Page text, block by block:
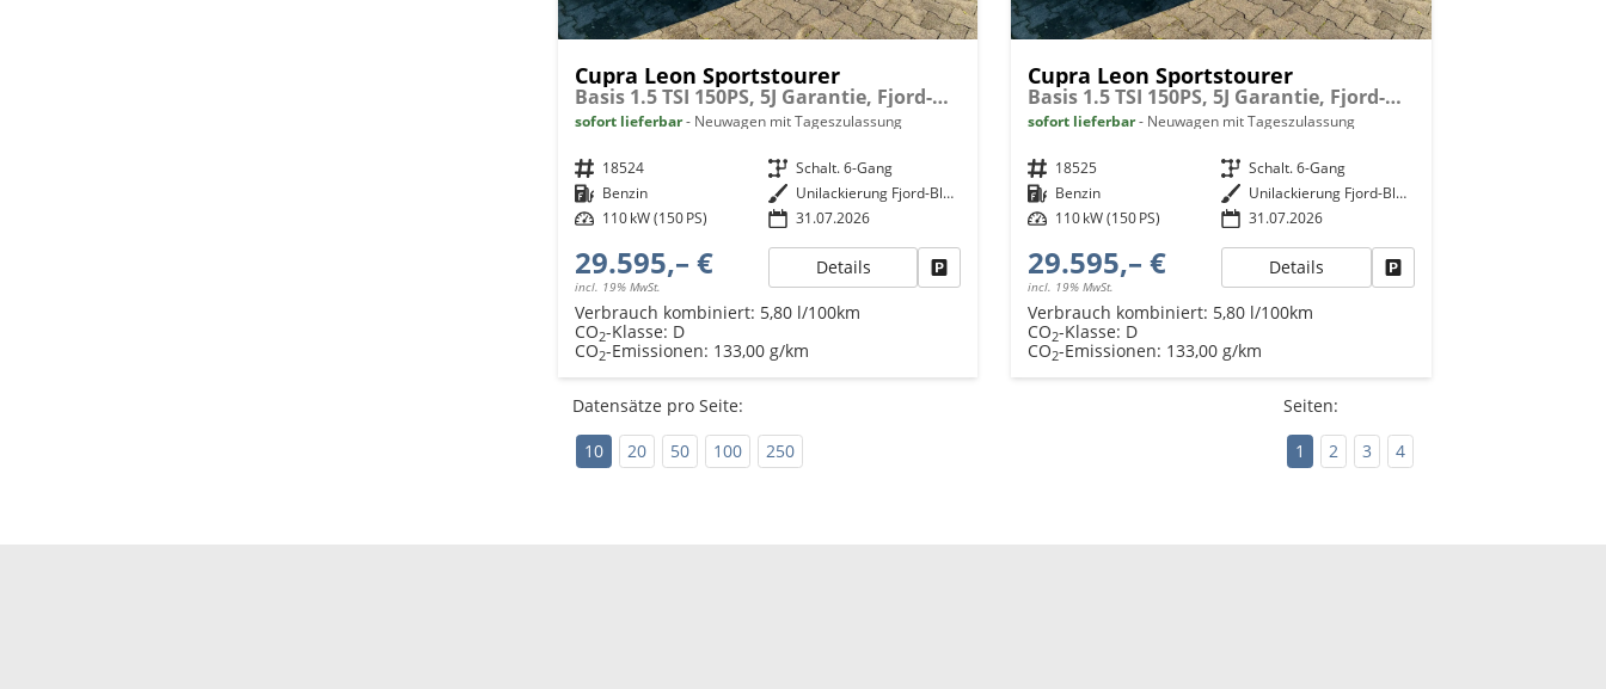
Cupra Leon Sportstourer
Basis 1.5 TSI 150PS, 5J Garantie, Fjord-Blau, ANHÄNGERKUPPLUNG, EDGE-PAKET (KEYLESS, ALARM, RÜCKFAHRKAMERA), SCHALENSITZE / FAHRERSITZ ELEKTRISCH, SITZHEIZUNG, 18" ALU, ELEKTR. HECKKLAPPE, 3Z-Climatronic, ACC, Full Link, Parksensoren v/h, Privacy-Glas
sofort lieferbar Neuwagen mit Tageszulassung
Fahrzeugnr. 18524 Getriebe Schalt. 6-Gang
Kraftstoff Benzin Außenfarbe
Unilackierung Fjord-Blau (Vermerk: hohe Lackempfindlichkeit!)
Leistung 110 kW (150 PS) 31.07.2026
29.595,– €
incl. 19% MwSt.
Details Fahrzeug parken
Verbrauch kombiniert: 5,80 l/100km
CO2-Klasse: D
CO2-Emissionen: 133,00 g/km
Cupra Leon Sportstourer
Basis 1.5 TSI 150PS, 5J Garantie, Fjord-Blau, ANHÄNGERKUPPLUNG, EDGE-PAKET (KEYLESS, ALARM, RÜCKFAHRKAMERA), SCHALENSITZE / FAHRERSITZ ELEKTRISCH, SITZHEIZUNG, 18" ALU, ELEKTR. HECKKLAPPE, 3Z-Climatronic, ACC, Full Link, Parksensoren v/h, Privacy-Glas
sofort lieferbar Neuwagen mit Tageszulassung
Fahrzeugnr. 18525 Getriebe Schalt. 6-Gang
Kraftstoff Benzin Außenfarbe
Unilackierung Fjord-Blau (Vermerk: hohe Lackempfindlichkeit!)
Leistung 110 kW (150 PS) 31.07.2026
29.595,– €
incl. 19% MwSt.
Details Fahrzeug parken
Verbrauch kombiniert: 5,80 l/100km
CO2-Klasse: D
CO2-Emissionen: 133,00 g/km
Datensätze pro Seite:
10
20 50 100 250
Seiten:
1
2 3 4